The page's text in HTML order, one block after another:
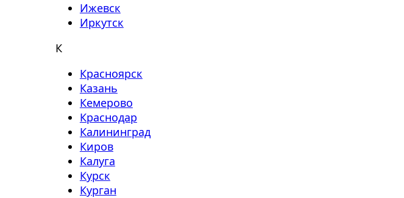
Ижевск
Иркутск
К
Красноярск
Казань
Кемерово
Краснодар
Калининград
Киров
Калуга
Курск
Курган